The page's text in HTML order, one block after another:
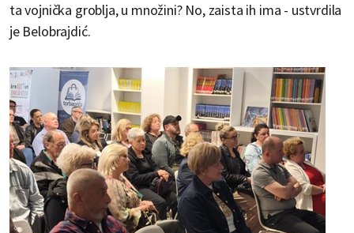
ta vojnička groblja, u množini? No, zaista ih ima - ustvrdila
je Belobrajdić.